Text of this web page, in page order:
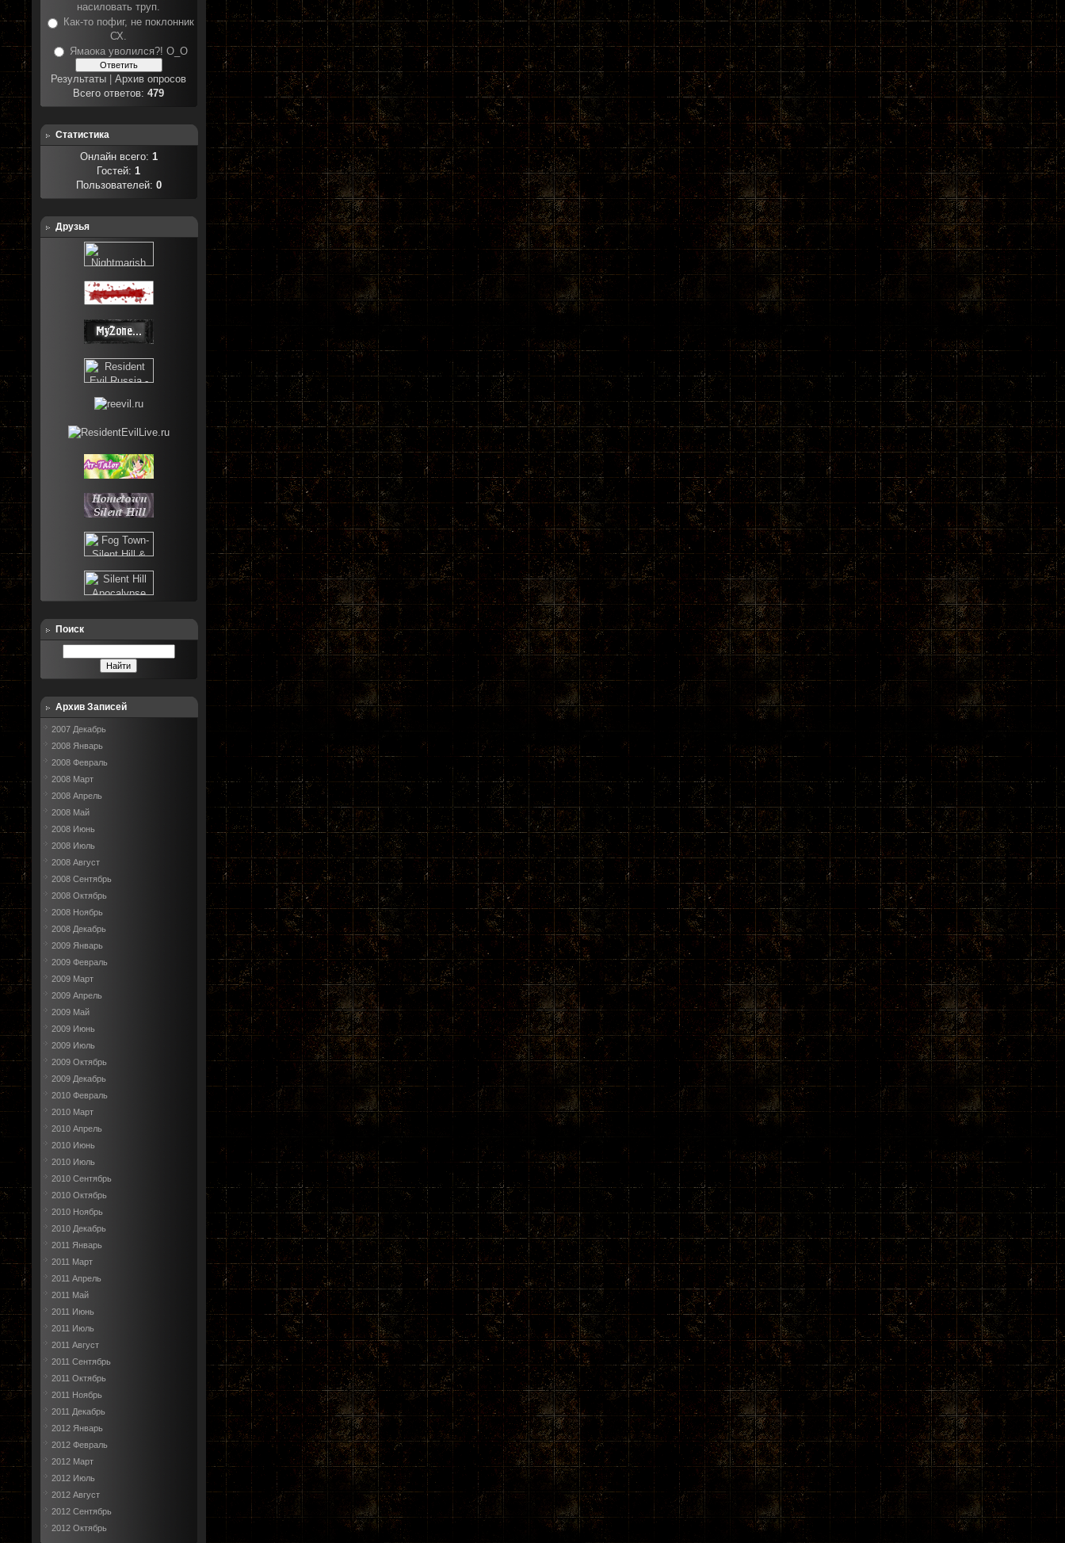
насиловать труп.
Как-то пофиг, не поклонник
СХ.
Ямаока уволился?! О_О
Результаты |Архив опросов
Всего ответов:479
Статистика
Онлайн всего: 1
Гостей:1
Пользователей: 0
Друзья
Поиск
Архив Записей
2007 Декабрь
2008 Январь
2008 Февраль
2008 Март
2008 Апрель
2008 Май
2008 Июнь
2008 Июль
2008 Август
2008 Сентябрь
2008 Октябрь
2008 Ноябрь
2008 Декабрь
2009 Январь
2009 Февраль
2009 Март
2009 Апрель
2009 Май
2009 Июнь
2009 Июль
2009 Октябрь
2009 Декабрь
2010 Февраль
2010 Март
2010 Апрель
2010 Июнь
2010 Июль
2010 Сентябрь
2010 Октябрь
2010 Ноябрь
2010 Декабрь
2011 Январь
2011 Март
2011 Апрель
2011 Май
2011 Июнь
2011 Июль
2011 Август
2011 Сентябрь
2011 Октябрь
2011 Ноябрь
2011 Декабрь
2012 Январь
2012 Февраль
2012 Март
2012 Июль
2012 Август
2012 Сентябрь
2012 Октябрь